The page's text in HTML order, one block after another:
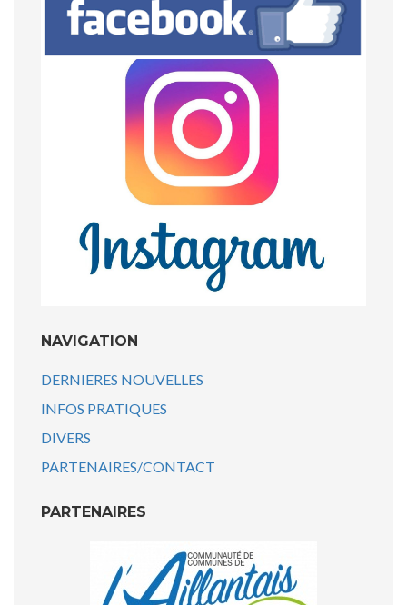
NAVIGATION
DERNIERES NOUVELLES
INFOS PRATIQUES
DIVERS
PARTENAIRES/CONTACT
PARTENAIRES